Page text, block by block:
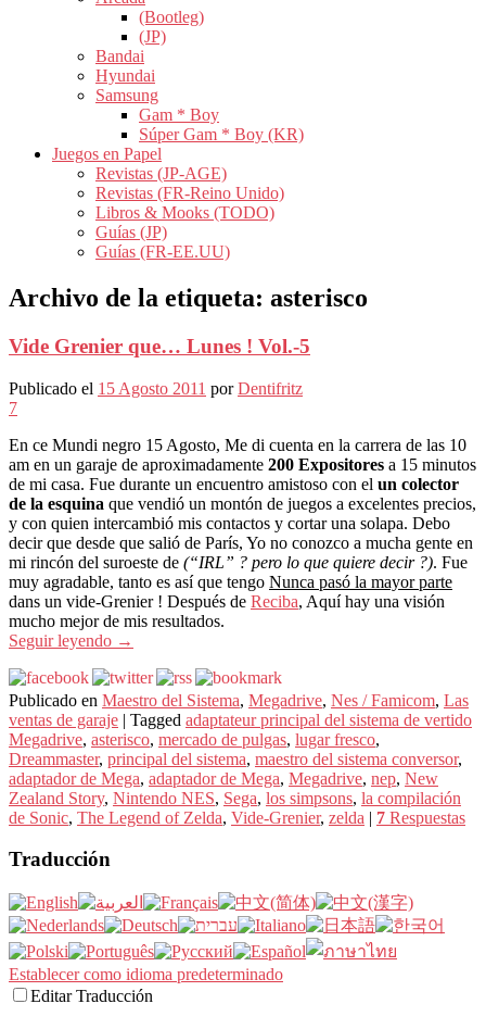
(Bootleg)
(JP)
Bandai
Hyundai
Samsung
Gam * Boy
Súper Gam * Boy (KR)
Juegos en Papel
Revistas (JP-AGE)
Revistas (FR-Reino Unido)
Libros & Mooks (TODO)
Guías (JP)
Guías (FR-EE.UU)
Archivo de la etiqueta: asterisco
Vide Grenier que… Lunes ! Vol.-5
Publicado el 15 Agosto 2011 porDentifritz
7
En ce Mundi negro 15 Agosto, Me di cuenta en la carrera de las 10
am en un garaje de aproximadamente 200 Expositores a 15 minutos
de mi casa. Fue durante un encuentro amistoso con el un colector
de la esquina que vendió un montón de juegos a excelentes precios,
y con quien intercambió mis contactos y cortar una solapa. Debo
decir que desde que salió de París, Yo no conozco a mucha gente en
mi rincón del suroeste de (“IRL” ? pero lo que quiere decir ?). Fue
muy agradable, tanto es así que tengo Nunca pasó la mayor parte
dans un vide-Grenier ! Después de Reciba, Aquí hay una visión
mucho mejor de mis resultados.
Seguir leyendo →
Publicado en Maestro del Sistema, Megadrive, Nes / Famicom, Las
ventas de garaje | Tagged adaptateur principal del sistema de vertido
Megadrive, asterisco, mercado de pulgas, lugar fresco,
Dreammaster, principal del sistema, maestro del sistema conversor,
adaptador de Mega, adaptador de Mega, Megadrive, nep, New
Zealand Story, Nintendo NES, Sega, los simpsons, la compilación
de Sonic, The Legend of Zelda, Vide-Grenier, zelda | 7 Respuestas
Traducción
Establecer como idioma predeterminado
Editar Traducción